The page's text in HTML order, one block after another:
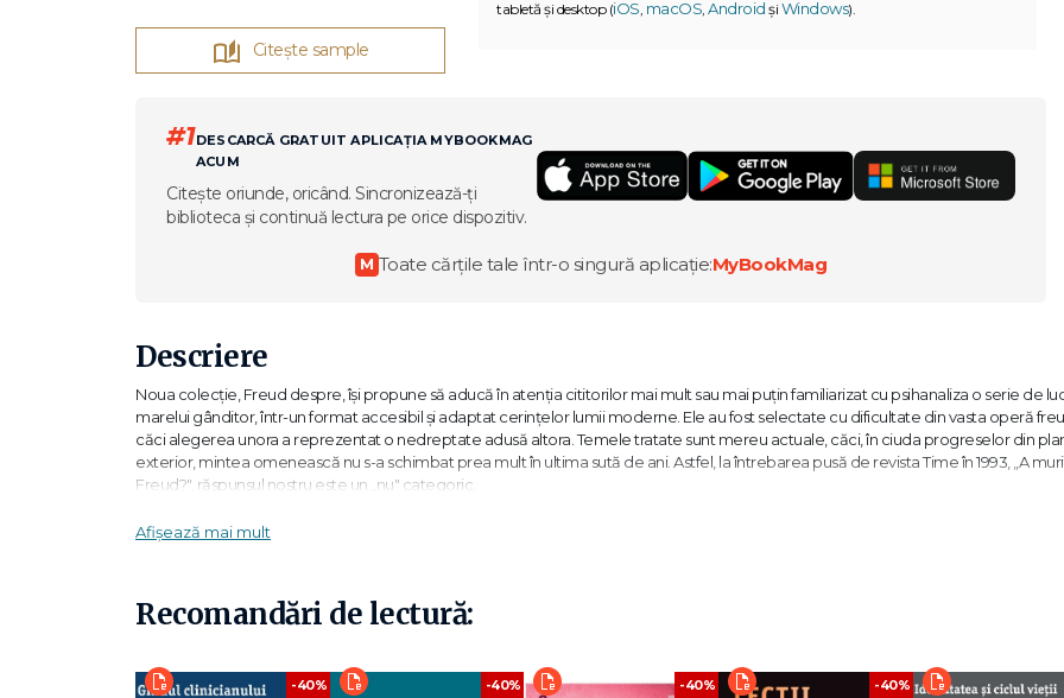
Citește sample
tabletă și desktop (iOS macOS Android și Windows).
#1DESCARCĂ GRATUIT APLICAȚIA MYBOOKMAG
ACUM
Citește oriunde, oricând. Sincronizează-ți
biblioteca și continuă lectura pe orice dispozitiv.
M Toate cărțile tale într-o singură aplicație:MyBookMag
Descriere
Noua colecție, Freud despre, își propune să aducă în atenția cititorilor mai mult sau mai puțin familiarizat cu psihanaliza o serie de
marelui gânditor, într-un format accesibil și adaptat cerințelor lumii moderne. Ele au fost selectate cu dificultate din vasta operă
căci alegerea unora a reprezentat o nedreptate adusă altora. Temele tratate sunt mereu actuale, căci, în ciuda progreselor din
exterior, mintea omenească nu s-a schimbat prea mult în ultima sută de ani. Astfel, la întrebarea pusă de revista Time în 1993, „A
Freud?", răspunsul nostru este un „nu" categoric.
„Una dintre formele de manifestare a iubirii, iubirea sexuală, ne a mijlocit cea mai puternică experiență a unei senzații copleșitoare
căci individul nu era în stare să o apere."
– Sigmund Freud
Afișează mai mult
Recomandări de lectură:
-40% -40% -40% -40%